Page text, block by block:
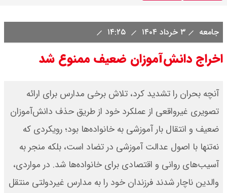
جامعه ۳ خرداد ۱۴۰۴
اخراج دانش‌آموزان ضعیف ممنوع شد
آنچه بحران را تشدید کرد، تلاش برخی مدارس برای ارائه
تصویری غیرواقعی از عملکرد خود از طریق حذف دانش‌آموزان
ضعیف و انتقال بار آموزشی به خانواده‌ها بود؛ رویکردی که
نه‌تنها با اصول عدالت آموزشی در تضاد است، بلکه منجر به
آسیب‌های روانی و اقتصادی برای خانواده‌ها شد. در مواردی،
والدین ناچار شدند فرزندان خود را به مدارس غیردولتی منتقل